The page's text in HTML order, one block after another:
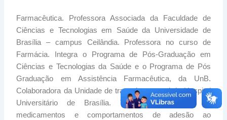
Farmacêutica. Professora Associada da Faculdade de
Ciências e Tecnologias em Saúde da Universidade de
Brasília – campus Ceilândia. Professora no curso de
Farmácia. Integra o Programa de Pós-Graduação em
Ciências e Tecnologias da Saúde e o Programa de Pós
Graduação em Assistência Farmacêutica, da UnB.
Colaboradora da Unidade de transplante renal do Hospital
Universitário de Brasília. Trabalha com uso de
medicamentos e comportamentos de adesão ao